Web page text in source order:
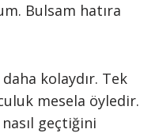
Bulsam hatıra
kolaydır. Tek
mesela öyledir.
geçtiğini